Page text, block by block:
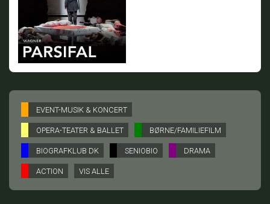
EVENT-MUSIK & KONCERT
OPERA-TEATER & BALLET BØRNE/FAMILIEFILM
BIOGRAFKLUB DK SENIOBIO DRAMA
ACTION VIS ALLE